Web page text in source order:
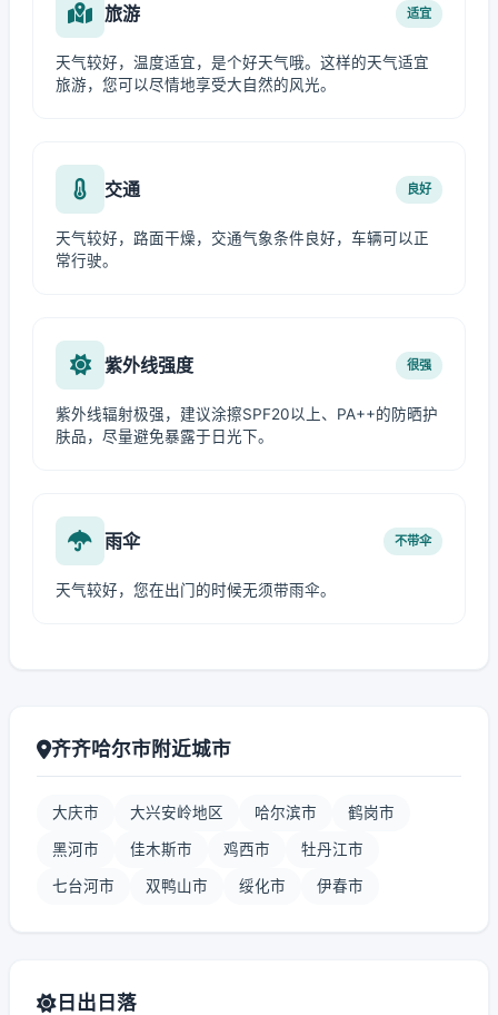
旅游 适宜
天气较好，温度适宜，是个好天气哦。这样的天气适宜
旅游，您可以尽情地享受大自然的风光。
交通 良好
天气较好，路面干燥，交通气象条件良好，车辆可以正
常行驶。
紫外线强度 很强
紫外线辐射极强，建议涂擦SPF20以上、PA++的防晒护
肤品，尽量避免暴露于日光下。
雨伞 不带伞
天气较好，您在出门的时候无须带雨伞。
齐齐哈尔市附近城市
大庆市 大兴安岭地区 哈尔滨市 鹤岗市
黑河市 佳木斯市 鸡西市 牡丹江市
七台河市 双鸭山市 绥化市 伊春市
日出日落